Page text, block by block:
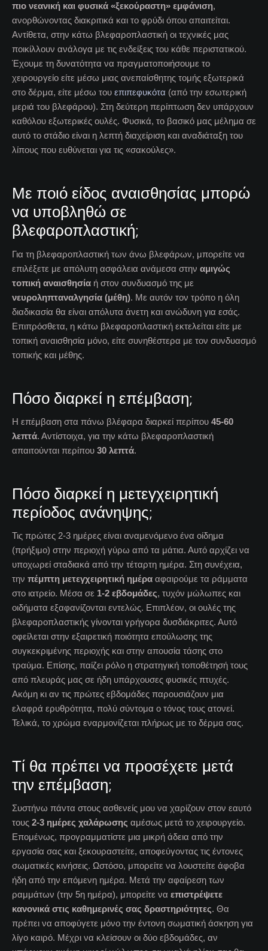
πιο νεανική και φυσικά «ξεκούραστη» εμφάνιση,
ανορθώνοντας διακριτικά και το φρύδι όπου απαιτείται.
Αντίθετα, στην κάτω βλεφαροπλαστική οι τεχνικές μας
ποικίλλουν ανάλογα με τις ενδείξεις του κάθε περιστατικού.
Έχουμε τη δυνατότητα να πραγματοποιήσουμε το
χειρουργείο είτε μέσω μιας ανεπαίσθητης τομής εξωτερικά
στο δέρμα, είτε μέσω του επιπεφυκότα (από την εσωτερική
μεριά του βλεφάρου). Στη δεύτερη περίπτωση δεν υπάρχουν
καθόλου εξωτερικές ουλές. Φυσικά, το βασικό μας μέλημα σε
αυτό το στάδιο είναι η λεπτή διαχείριση και αναδιάταξη του
λίπους που ευθύνεται για τις «σακούλες».
Με ποιό είδος αναισθησίας μπορώ
να υποβληθώ σε
βλεφαροπλαστική;
Για τη βλεφαροπλαστική των άνω βλεφάρων, μπορείτε να
επιλέξετε με απόλυτη ασφάλεια ανάμεσα στην αμιγώς
τοπική αναισθησία ή στον συνδυασμό της με
νευροληπταναλγησία (μέθη). Με αυτόν τον τρόπο η όλη
διαδικασία θα είναι απόλυτα άνετη και ανώδυνη για εσάς.
Επιπρόσθετα, η κάτω βλεφαροπλαστική εκτελείται είτε με
τοπική αναισθησία μόνο, είτε συνηθέστερα με τον συνδυασμό
τοπικής και μέθης.
Πόσο διαρκεί η επέμβαση;
Η επέμβαση στα πάνω βλέφαρα διαρκεί περίπου 45-60
λεπτά. Αντίστοιχα, για την κάτω βλεφαροπλαστική
απαιτούνται περίπου 30 λεπτά.
Πόσο διαρκεί η μετεγχειρητική
περίοδος ανάνηψης;
Τις πρώτες 2-3 ημέρες είναι αναμενόμενο ένα οίδημα
(πρήξιμο) στην περιοχή γύρω από τα μάτια. Αυτό αρχίζει να
υποχωρεί σταδιακά από την τέταρτη ημέρα. Στη συνέχεια,
την πέμπτη μετεγχειρητική ημέρα αφαιρούμε τα ράμματα
στο ιατρείο. Μέσα σε 1-2 εβδομάδες, τυχόν μώλωπες και
οιδήματα εξαφανίζονται εντελώς. Επιπλέον, οι ουλές της
βλεφαροπλαστικής γίνονται γρήγορα δυσδιάκριτες. Αυτό
οφείλεται στην εξαιρετική ποιότητα επούλωσης της
συγκεκριμένης περιοχής και στην απουσία τάσης στο
τραύμα. Επίσης, παίζει ρόλο η στρατηγική τοποθέτησή τους
από πλευράς μας σε ήδη υπάρχουσες φυσικές πτυχές.
Ακόμη κι αν τις πρώτες εβδομάδες παρουσιάζουν μια
ελαφρά ερυθρότητα, πολύ σύντομα ο τόνος τους ατονεί.
Τελικά, το χρώμα εναρμονίζεται πλήρως με το δέρμα σας.
Τί θα πρέπει να προσέχετε μετά
την επέμβαση;
Συστήνω πάντα στους ασθενείς μου να χαρίζουν στον εαυτό
τους 2-3 ημέρες χαλάρωσης αμέσως μετά το χειρουργείο.
Επομένως, προγραμματίστε μια μικρή άδεια από την
εργασία σας και ξεκουραστείτε, αποφεύγοντας τις έντονες
σωματικές κινήσεις. Ωστόσο, μπορείτε να λουστείτε άφοβα
ήδη από την επόμενη ημέρα. Μετά την αφαίρεση των
ραμμάτων (την 5η ημέρα), μπορείτε να επιστρέψετε
κανονικά στις καθημερινές σας δραστηριότητες. Θα
πρέπει να αποφύγετε μόνο την έντονη σωματική άσκηση για
λίγο καιρό. Μέχρι να κλείσουν οι δύο εβδομάδες, αν